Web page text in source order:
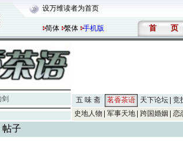
设万维读者为首页
简体 繁体 手机版 首 页
五 味 斋 茗香茶语 天下论坛 竞
史地人物
军事天地 跨国婚姻 恋
子